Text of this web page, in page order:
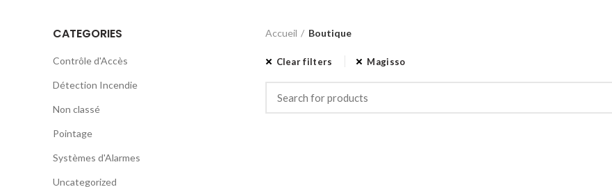
Accueil Boutique
Clear filters Magisso
CATEGORIES
Contrôle d'Accès
Détection Incendie
Non classé
Pointage
Systèmes d'Alarmes
Uncategorized